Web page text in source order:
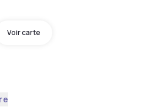
Voir carte